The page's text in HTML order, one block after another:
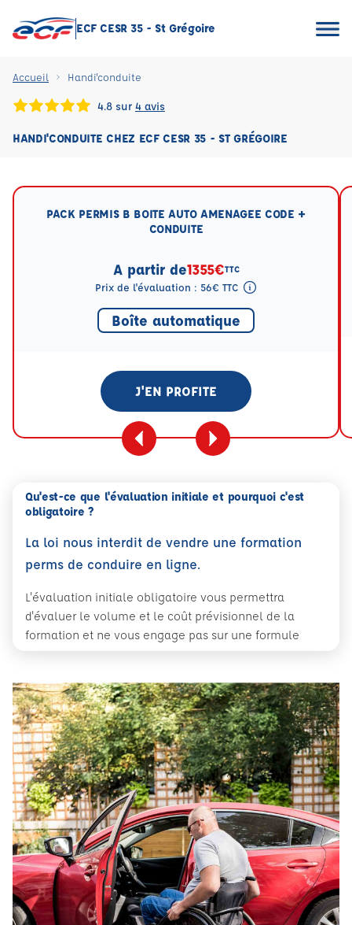
ECF CESR 35 - St Grégoire
Accueil Handi'conduite
4.8 sur 4 avis
HANDI'CONDUITE CHEZ ECF CESR 35 - ST GRÉGOIRE
PACK PERMIS B BOITE AUTO AMENAGEE CODE +
CONDUITE
A partir de1355€TTC
Prix de l'évaluation : 56€ TTC
Boîte automatique
J'EN PROFITE
Qu'est-ce que l'évaluation initiale et pourquoi c'est
obligatoire ?
La loi nous interdit de vendre une formation
perms de conduire en ligne.
L'évaluation initiale obligatoire vous permettra
d'évaluer le volume et le coût prévisionnel de la
formation et ne vous engage pas sur une formule